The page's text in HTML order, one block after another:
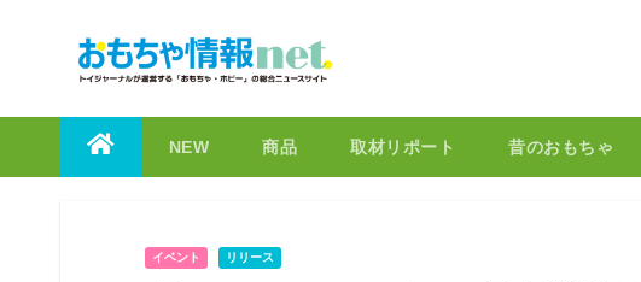
NEW 商品 取材リポート 昔のおもちゃ
イベント リリース